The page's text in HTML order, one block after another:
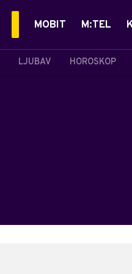
LJUBAV HOROSKOP
MOBIT M:TEL